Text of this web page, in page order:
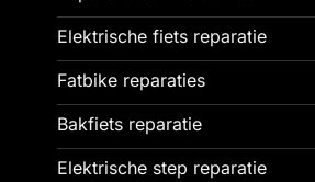
Elektrische fiets reparatie
Fatbike reparaties
Bakfiets reparatie
Elektrische step reparatie